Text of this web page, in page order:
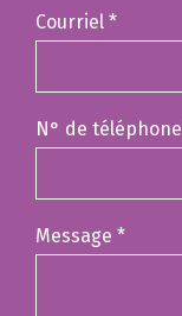
Courriel *
N° de téléphone
Message *